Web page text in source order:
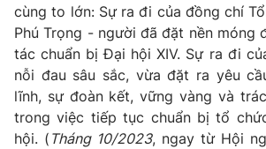
Ðiện thoại Thời báo VTV:024.66 897 897
Email:toasoan@vtv.vn
Liên hệ quảng cáo: 024-7300.7108
cùng to lớn: Sự ra đi của đồng chí
Phú Trọng - người đã đặt nền móng
tác chuẩn bị Đại hội XIV. Sự ra đi
nỗi đau sâu sắc, vừa đặt ra yêu
lĩnh, sự đoàn kết, vững vàng và
trong việc tiếp tục chuẩn bị tổ
hội. ( Tháng 10/2023, ngay từ Hội